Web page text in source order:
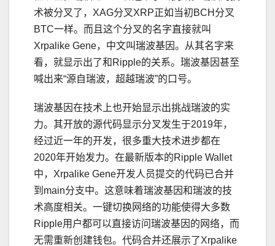
术被分叉了，XAG分叉XRP正如当初BCH分叉
BTC一样。而且这个分叉的名字直接就叫
Xrpalike Gene，中文叫瑞波基因。从其名字来
看，就显示出了和Ripple的关系。瑞波基因甚至
喊出来“源自瑞波，超越瑞波”的口号。
瑞波基因在技术上也开始显示出挑战瑞波的实
力。其开放的源代码显示分叉发生于2019年，
经过近一年的开发，很多重大技术进步都在
2020年开始发力。在最新版本的Ripple Wallet
中，Xrpalike Gene开发人员提交的代码已合并
到main分支中。这意味着瑞波基因和瑞波的技
术高度相关。一键切换网络的功能使得大多数
Ripple用户都可以直接访问瑞波基因的网络，而
无需重新创建钱包。代码合并还展示了Xrpalike